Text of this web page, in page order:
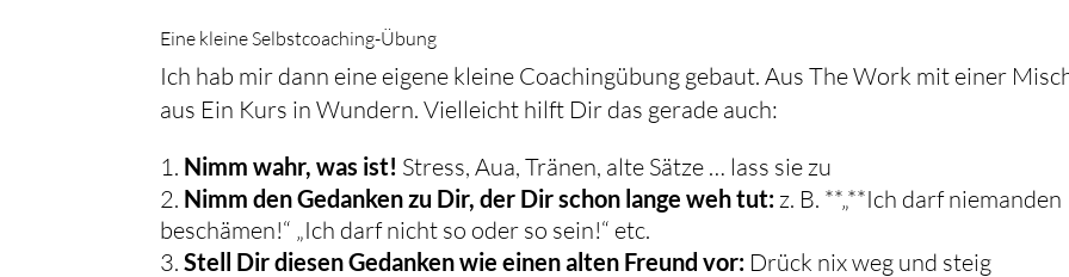
Eine kleine Selbstcoaching-Übung
Ich hab mir dann eine eigene kleine Coachingübung gebaut. Aus The Work mit einer
aus Ein Kurs in Wundern. Vielleicht hilft Dir das gerade auch:
Nimm wahr, was ist! Stress, Aua, Tränen, alte Sätze … lass sie zu
Nimm den Gedanken zu Dir, der Dir schon lange weh tut: z. B. **„**Ich darf niemanden
beschämen!“ „Ich darf nicht so oder so sein!“ etc.
Stell Dir diesen Gedanken wie einen alten Freund vor: Drück nix weg und steig